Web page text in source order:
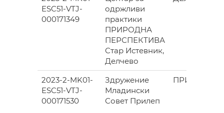
ESC51-VTJ-
000171349
одржливи
практики
ПРИРОДНА
ПЕРСПЕКТИВА
Стар Истевник,
Делчево
2023-2-MK01-
ESC51-VTJ-
000171530
Здружение
Младински
Совет Прилеп
ПРИЛЕП